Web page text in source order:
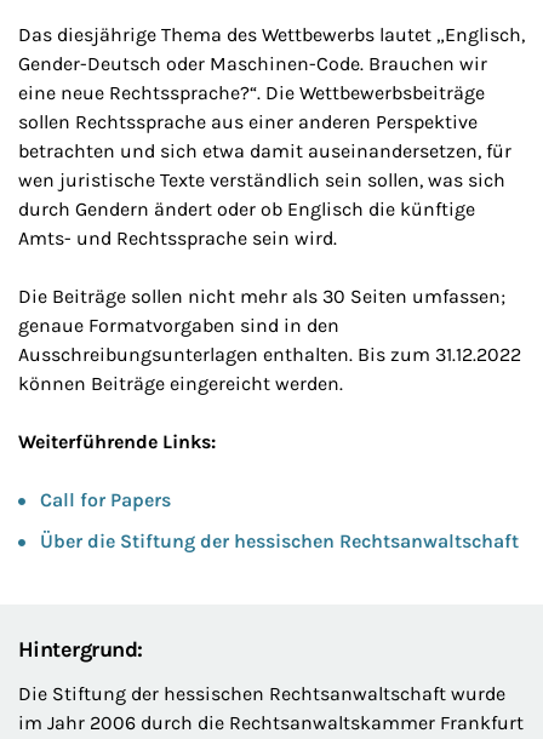
Das diesjährige Thema des Wettbewerbs lautet „Englisch,
Gender-Deutsch oder Maschinen-Code. Brauchen wir
eine neue Rechtssprache?“. Die Wettbewerbsbeiträge
sollen Rechtssprache aus einer anderen Perspektive
betrachten und sich etwa damit auseinandersetzen, für
wen juristische Texte verständlich sein sollen, was sich
durch Gendern ändert oder ob Englisch die künftige
Amts- und Rechtssprache sein wird.
Die Beiträge sollen nicht mehr als 30 Seiten umfassen;
genaue Formatvorgaben sind in den
Ausschreibungsunterlagen enthalten. Bis zum 31.12.2022
können Beiträge eingereicht werden.
Weiterführende Links:
Call for Papers
Über die Stiftung der hessischen Rechtsanwaltschaft
Hintergrund:
Die Stiftung der hessischen Rechtsanwaltschaft wurde
im Jahr 2006 durch die Rechtsanwaltskammer Frankfurt